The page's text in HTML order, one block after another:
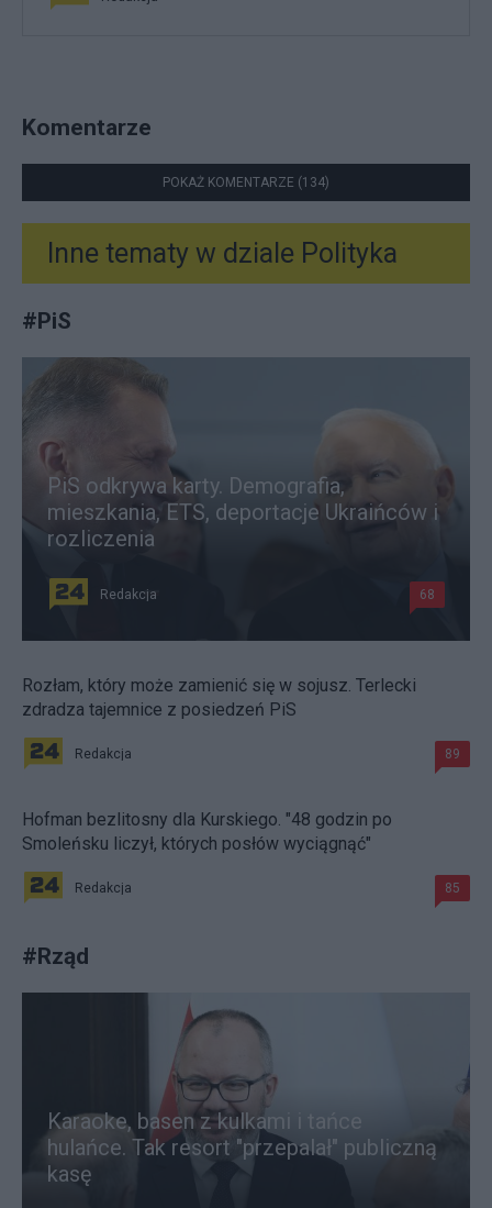
Komentarze
POKAŻ KOMENTARZE (134)
Inne tematy w dziale Polityka
#PiS
PiS odkrywa karty. Demografia,
mieszkania, ETS, deportacje Ukraińców i
rozliczenia
Redakcja 68
Rozłam, który może zamienić się w sojusz. Terlecki
zdradza tajemnice z posiedzeń PiS
Redakcja 89
Hofman bezlitosny dla Kurskiego. "48 godzin po
Smoleńsku liczył, których posłów wyciągnąć"
Redakcja 85
#Rząd
Karaoke, basen z kulkami i tańce
hulańce. Tak resort "przepalał" publiczną
kasę